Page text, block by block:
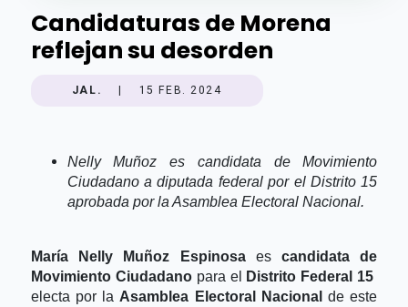
Candidaturas de Morena
reflejan su desorden
JAL. 15 FEB. 2024
Nelly Muñoz es candidata de Movimiento
Ciudadano a diputada federal por el Distrito 15
aprobada por la Asamblea Electoral Nacional.
María Nelly Muñoz Espinosa es candidata de
Movimiento Ciudadano para el
Distrito Federal 15
electa por la Asamblea Electoral Nacional de este